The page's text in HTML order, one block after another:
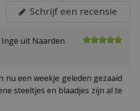
Schrijf een recensie
Inge uit Naarden
nu een weekje geleden gezaaid
steeltjes en blaadjes zijn al te